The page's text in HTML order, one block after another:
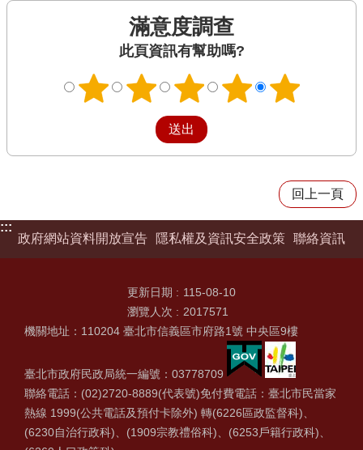
滿意度調查
此頁資訊有幫助嗎?
回上一頁
:::
政府網站資料開放宣告
隱私權及資訊安全政策 聯絡資訊
更新日期
115-08-10
瀏覽人次
2017571
機關地址：110204 臺北市信義區市府路1號 中央區9樓
臺北市政府民政局統一編號：03778709
聯絡電話：(02)2720-8889(代表號)免付費電話：臺北市民當家
熱線 1999(公共電話及預付卡除外) 轉(6226區政監督科)、
(6230自治行政科)、(1909宗教禮俗科)、(6253戶籍行政科)、